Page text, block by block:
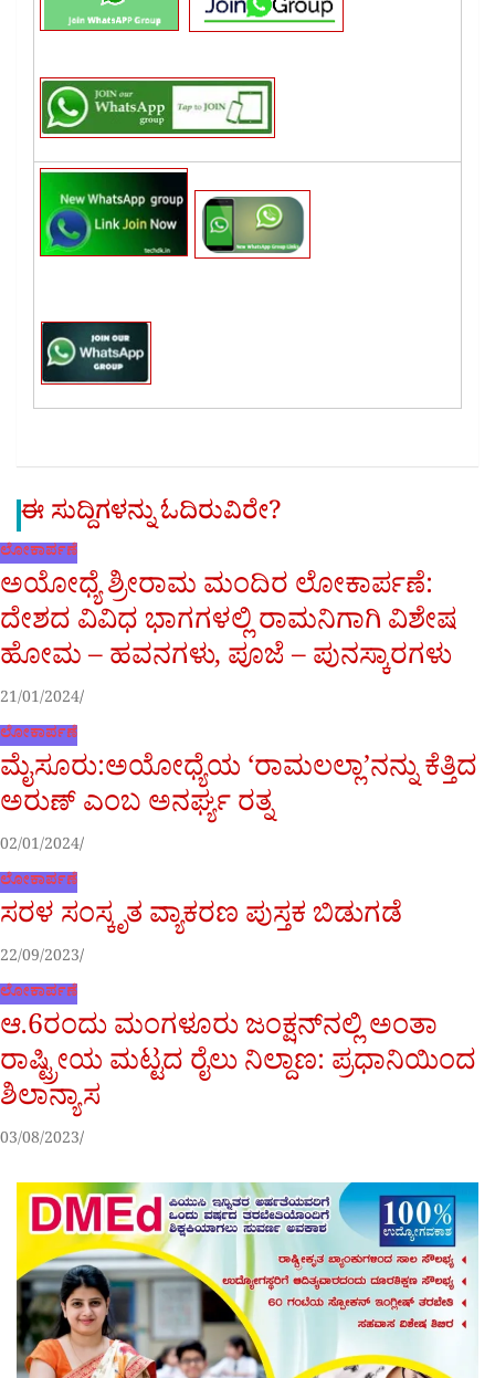
ಈ ಸುದ್ದಿಗಳನ್ನು ಓದಿರುವಿರೇ?
ಲೋಕಾರ್ಪಣೆ
ಅಯೋಧ್ಯೆ ಶ್ರೀರಾಮ ಮಂದಿರ ಲೋಕಾರ್ಪಣೆ:
ದೇಶದ ವಿವಿಧ ಭಾಗಗಳಲ್ಲಿ ರಾಮನಿಗಾಗಿ ವಿಶೇಷ
ಹೋಮ – ಹವನಗಳು, ಪೂಜೆ – ಪುನಸ್ಕಾರಗಳು
21/01/2024
ಲೋಕಾರ್ಪಣೆ
ಮೈಸೂರು:ಅಯೋಧ್ಯೆಯ ‘ರಾಮಲಲ್ಲಾ’ನನ್ನು ಕೆತ್ತಿದ
ಅರುಣ್ ಎಂಬ ಅನರ್ಘ್ಯ ರತ್ನ
02/01/2024
ಲೋಕಾರ್ಪಣೆ
ಸರಳ ಸಂಸ್ಕೃತ ವ್ಯಾಕರಣ ಪುಸ್ತಕ ಬಿಡುಗಡೆ
22/09/2023
ಲೋಕಾರ್ಪಣೆ
ಆ.6ರಂದು ಮಂಗಳೂರು ಜಂಕ್ಷನ್‌ನಲ್ಲಿ ಅಂತಾ
ರಾಷ್ಟ್ರೀಯ ಮಟ್ಟದ ರೈಲು ನಿಲ್ದಾಣ: ಪ್ರಧಾನಿಯಿಂದ
ಶಿಲಾನ್ಯಾಸ
03/08/2023